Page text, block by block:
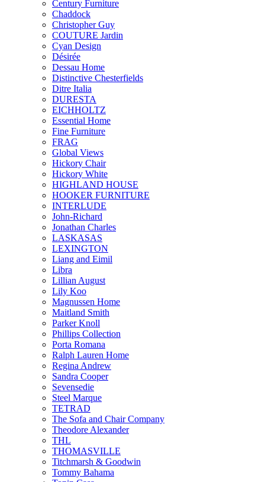
Century Furniture
Chaddock
Christopher Guy
COUTURE Jardin
Cyan Design
Désirée
Dessau Home
Distinctive Chesterfields
Ditre Italia
DURESTA
EICHHOLTZ
Essential Home
Fine Furniture
FRAG
Global Views
Hickory Chair
Hickory White
HIGHLAND HOUSE
HOOKER FURNITURE
INTERLUDE
John-Richard
Jonathan Charles
LASKASAS
LEXINGTON
Liang and Eimil
Libra
Lillian August
Lily Koo
Magnussen Home
Maitland Smith
Parker Knoll
Phillips Collection
Porta Romana
Ralph Lauren Home
Regina Andrew
Sandra Cooper
Sevensedie
Steel Marque
TETRAD
The Sofa and Chair Company
Theodore Alexander
THL
THOMASVILLE
Titchmarsh & Goodwin
Tommy Bahama